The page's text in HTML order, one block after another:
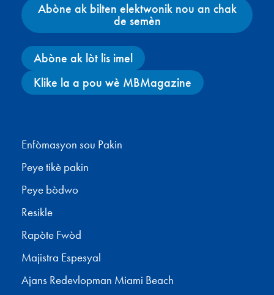
Abòne ak bilten elektwonik nou an chak
de semèn
Abòne ak lòt lis imel
Klike la a pou wè MBMagazine
Enfòmasyon sou Pakin
Peye tikè pakin
Peye bòdwo
Resikle
Rapòte Fwòd
Majistra Espesyal
Ajans Redevlopman Miami Beach